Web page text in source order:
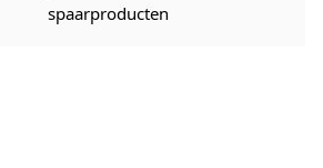
spaarproducten